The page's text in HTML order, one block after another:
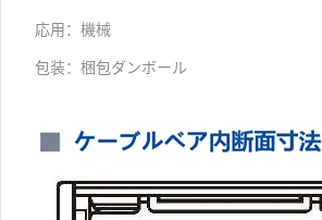
応用：機械
包装：梱包ダンボール